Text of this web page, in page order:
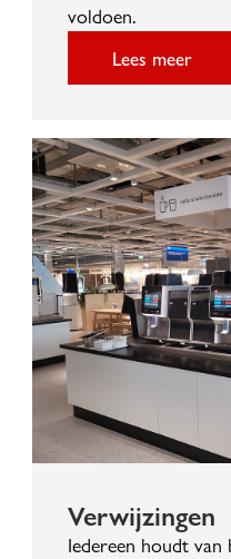
voldoen.
Lees meer
Verwijzingen
Iedereen houdt